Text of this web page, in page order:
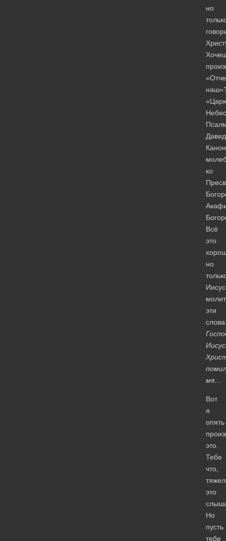
но
«Отче
Канон
ко
Всё
это
но
эти
мя
Вот
я
опять
это.
Тебе
что,
это
Но
пусть
тебе